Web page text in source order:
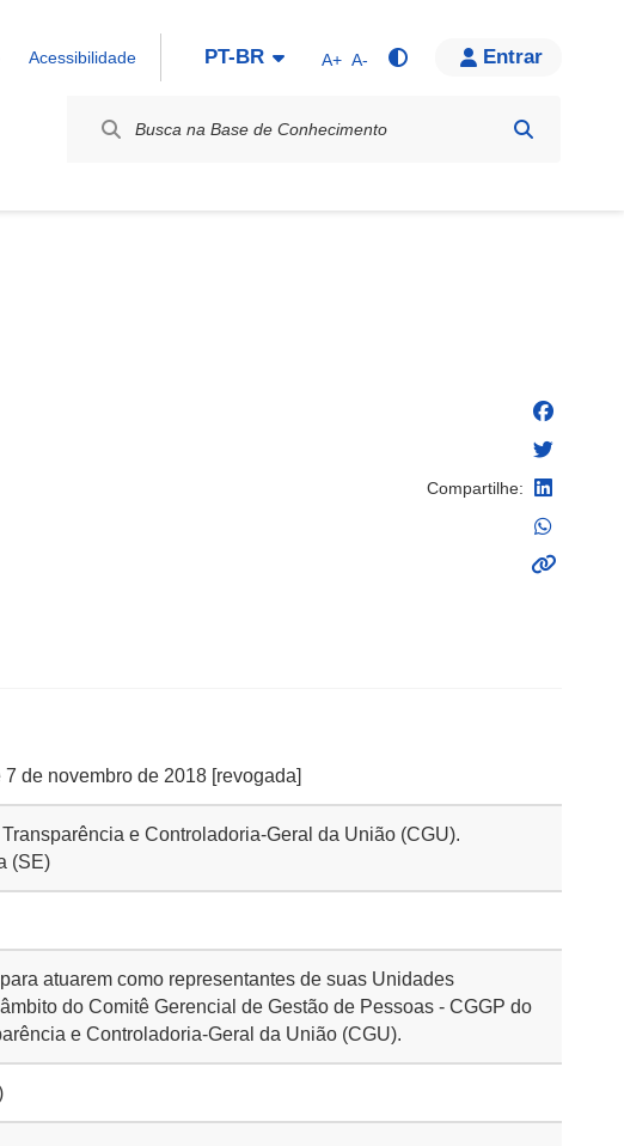
Acessibilidade PT-BR A+ A- Entrar
Compartilhe:
7 de novembro de 2018 [revogada]
e Controladoria-Geral da União (CGU).
(SE)
atuarem como representantes de suas Unidades
do Comitê Gerencial de Gestão de Pessoas - CGGP do
e Controladoria-Geral da União (CGU).